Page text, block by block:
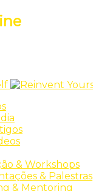
& Workshops
& Palestras
& Mentoring